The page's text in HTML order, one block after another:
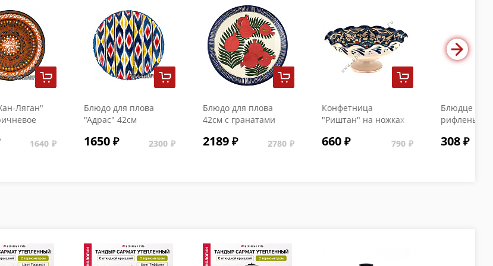
Ляган"
1640
Блюдо для плова
"Адрас" 42см
1650 2300
Блюдо для плова
42см с гранатами
2189 2780
Конфетница
"Риштан" на ножках
660 790
Блюдце с
рифлеными
308